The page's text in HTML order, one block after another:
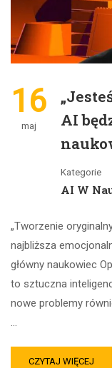
16
maj
AI
Kategorie
AI W
„Tworzenie
najbliższa
główny naukowiec
to sztuczna
nowe problemy
…
CZYTAJ WIĘCEJ